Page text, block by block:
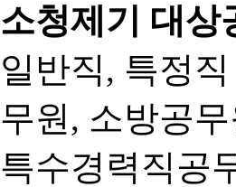
소청제기 대상
일반직, 특정
무원, 소방공
특수경력직공